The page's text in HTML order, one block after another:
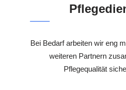
Bei Bedarf arbeiten wir eng
weiteren Partnern
Pflegequalität